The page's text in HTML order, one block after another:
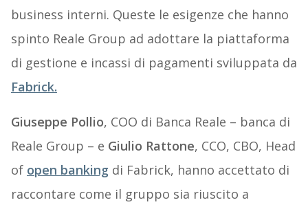
business interni. Queste le esigenze che hanno
spinto Reale Group ad adottare la piattaforma
di gestione e incassi di pagamenti sviluppata da
Fabrick.
Giuseppe Pollio, COO di Banca Reale – banca di
Reale Group – e Giulio Rattone, CCO, CBO, Head
of open banking di Fabrick, hanno accettato di
raccontare come il gruppo sia riuscito a